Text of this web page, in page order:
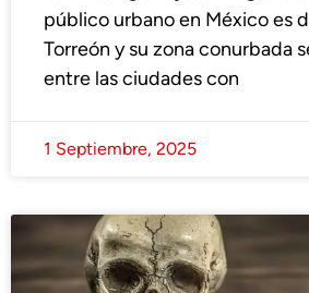
público urbano en México es
Torreón y su zona conurbada
entre las ciudades con
1 Septiembre, 2025